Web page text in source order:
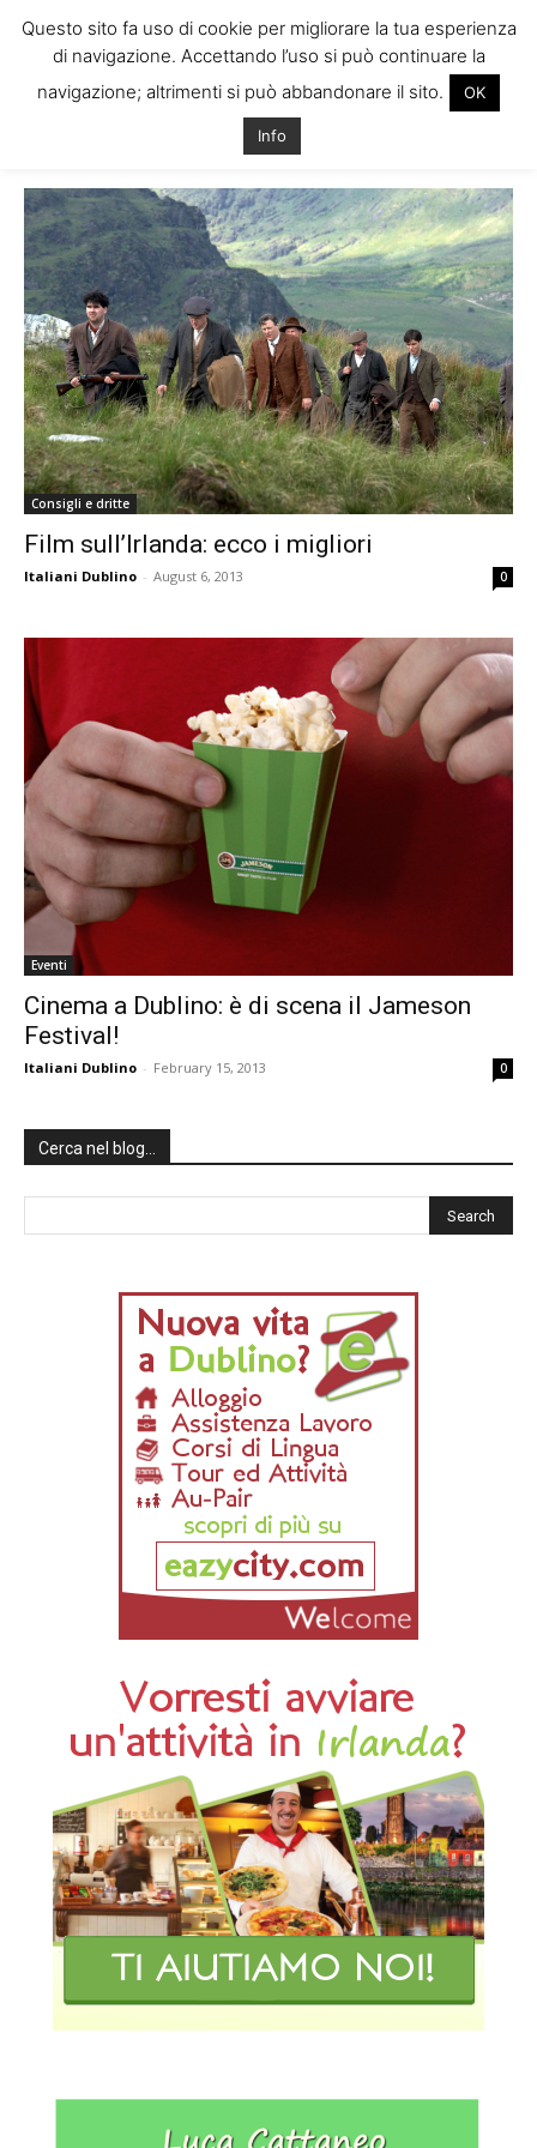
Consigli e dritte
Film sull’Irlanda: ecco i migliori
Italiani Dublino - August 6, 2013 0
Eventi
Cinema a Dublino: è di scena il Jameson
Festival!
Italiani Dublino - February 15, 2013 0
Cerca nel blog…
Questo sito fa uso di cookie per migliorare la tua esperienza
di navigazione. Accettando l’uso si può continuare la
navigazione; altrimenti si può abbandonare il sito.
OK
Info